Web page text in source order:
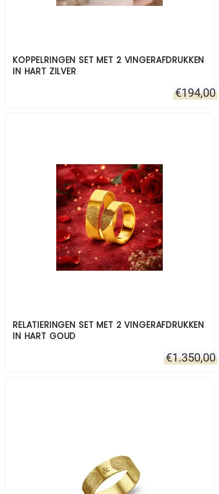
KOPPELRINGEN SET MET 2 VINGERAFDRUKKEN
IN HART ZILVER
€194,00
RELATIERINGEN SET MET 2 VINGERAFDRUKKEN
IN HART GOUD
€1.350,00